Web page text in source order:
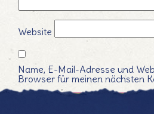
Website
Name, E-Mail-Adresse und
Browser für meinen nächsten